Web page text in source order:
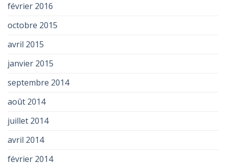
février 2016
octobre 2015
avril 2015
janvier 2015
septembre 2014
août 2014
juillet 2014
avril 2014
février 2014